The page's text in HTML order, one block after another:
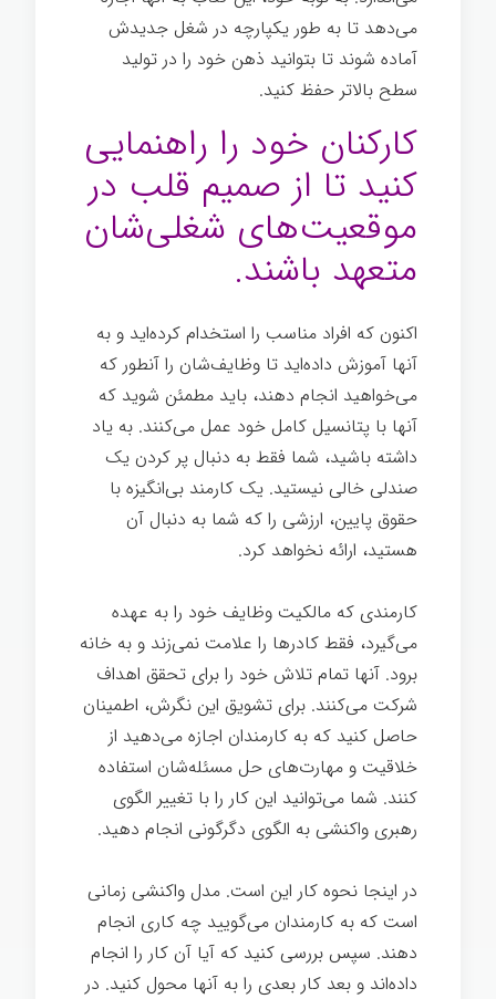
می‌دهد تا به طور یکپارچه در شغل جدیدش
آماده شوند تا بتوانید ذهن خود را در تولید
سطح بالاتر حفظ کنید.
کارکنان خود را راهنمایی
کنید تا از صمیم قلب در
موقعیت‌های شغلی‌شان
متعهد باشند.
اکنون که افراد مناسب را استخدام کرده‌اید و به
آنها آموزش داده‌اید تا وظایف‌شان را آنطور که
می‌خواهید انجام دهند، باید مطمئن شوید که
آنها با پتانسیل کامل خود عمل می‌کنند. به یاد
داشته باشید، شما فقط به دنبال پر کردن یک
صندلی خالی نیستید. یک کارمند بی‌انگیزه با
حقوق پایین، ارزشی را که شما به دنبال آن
هستید، ارائه نخواهد کرد.
کارمندی که مالکیت وظایف خود را به عهده
می‌گیرد، فقط کادرها را علامت نمی‌زند و به خانه
برود. آنها تمام تلاش خود را برای تحقق اهداف
شرکت می‌کنند. برای تشویق این نگرش، اطمینان
حاصل کنید که به کارمندان اجازه می‌دهید از
خلاقیت و مهارت‌های حل مسئله‌شان استفاده
کنند. شما می‌توانید این کار را با تغییر الگوی
رهبری واکنشی به الگوی دگرگونی انجام دهید.
در اینجا نحوه کار این است. مدل واکنشی زمانی
است که به کارمندان می‌گویید چه کاری انجام
دهند. سپس بررسی کنید که آیا آن کار را انجام
داده‌اند و بعد کار بعدی را به آنها محول کنید. در